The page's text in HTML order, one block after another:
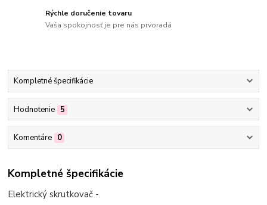
Rýchle doručenie tovaru
Vaša spokojnosť je pre nás prvoradá
Kompletné špecifikácie
Hodnotenie 5
Komentáre 0
Kompletné špecifikácie
Elektrický skrutkovač -